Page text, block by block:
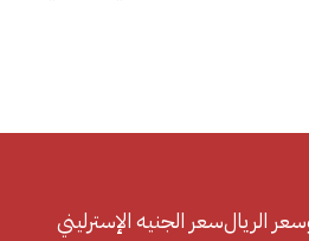
سعر الريالسعر الجنيه الإسترليني